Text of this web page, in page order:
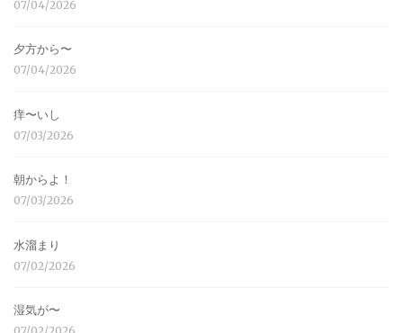
07/04/2026
夕方から〜
07/04/2026
痒〜いし
07/03/2026
朝からよ！
07/03/2026
水溜まり
07/02/2026
湿気が〜